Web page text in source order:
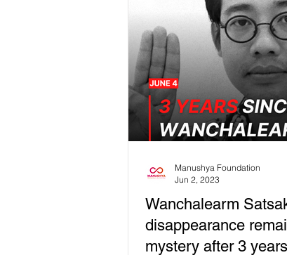
Wanchalearm
disappearance
mystery after 3 years
Manushya Foundation
Jun 2, 2023